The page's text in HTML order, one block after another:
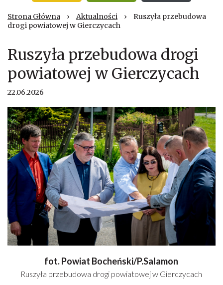
Strona Główna › Aktualności ›
Ruszyła przebudowa
drogi powiatowej w Gierczycach
Ruszyła przebudowa drogi
powiatowej w Gierczycach
22.06.2026
fot. Powiat Bocheński/P.Salamon
Ruszyła przebudowa drogi powiatowej w Gierczycach